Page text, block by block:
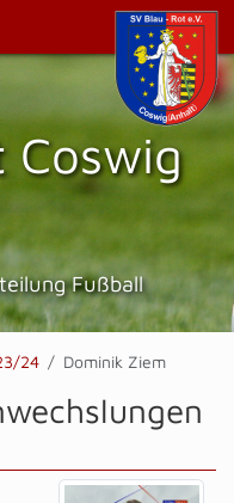
Coswig
Fußball
24 Dominik Ziem